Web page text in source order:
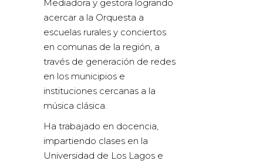
Mediadora y gestora logrando
acercar a la Orquesta a
escuelas rurales y conciertos
en comunas de la región, a
través de generación de redes
en los municipios e
instituciones cercanas a la
música clásica.
Ha trabajado en docencia,
impartiendo clases en la
Universidad de Los Lagos e